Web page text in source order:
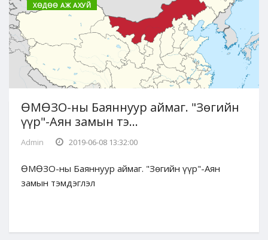
ХӨДӨӨ АЖ АХУЙ
ӨМӨЗО-ны Баяннуур аймаг. "Зөгийн
үүр"-Аян замын тэ...
Admin 2019-06-08 13:32:00
ӨМӨЗО-ны Баяннуур аймаг. "Зөгийн үүр"-Аян
замын тэмдэглэл